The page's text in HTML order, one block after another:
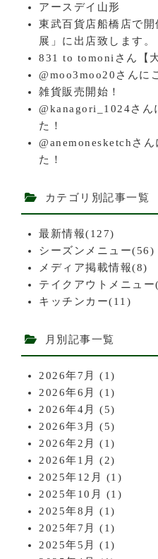
アースデイ山形
東武百貨店船橋店で
展」に出店致します。
831 to tomoniさん【
@moo3moo20さんに
雑貨販売開始！
@kanagori_1024さん
た！
@anemonesketchさ
た！
カテゴリ別記事一覧
最新情報(127)
シーズンメニュー(56)
メディア掲載情報(8)
テイクアウトメニュー
キッチンカー(11)
月別記事一覧
2026年7月
(1)
2026年6月
(1)
2026年4月
(5)
2026年3月
(5)
2026年2月
(1)
2026年1月
(2)
2025年12月
(1)
2025年10月
(1)
2025年8月
(1)
2025年7月
(1)
2025年5月
(1)